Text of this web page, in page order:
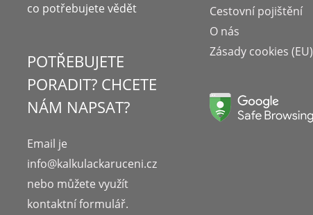
co potřebujete vědět
POTŘEBUJETE
PORADIT? CHCETE
NÁM NAPSAT?
Email je
info@kalkulackaruceni.cz
nebo můžete využít
kontaktní formulář.
Cestovní pojištění
O nás
Zásady cookies (EU)